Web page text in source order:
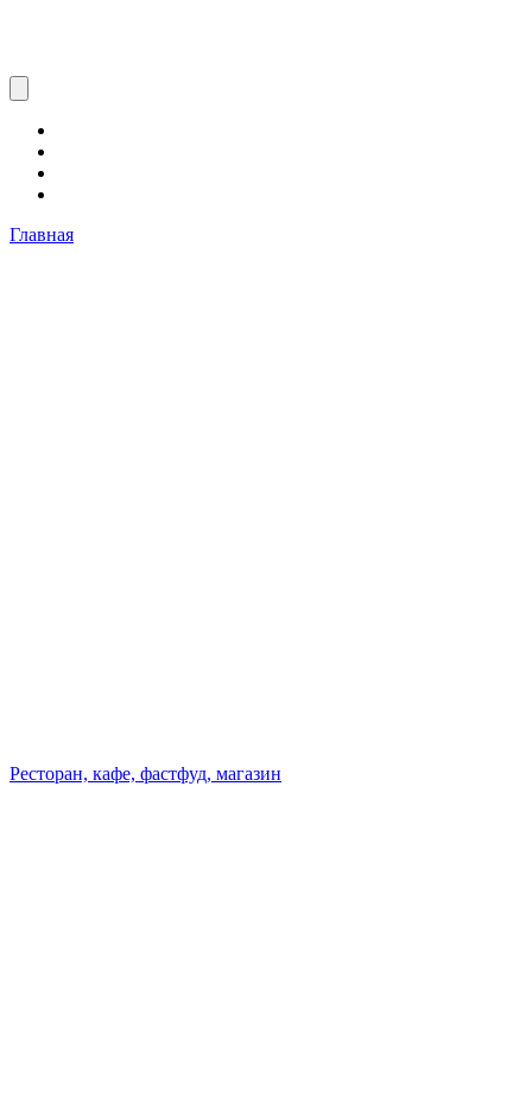
Главная
Ресторан, кафе, фастфуд, магазин